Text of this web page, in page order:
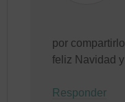
por compartirlo
feliz Navidad
Responder